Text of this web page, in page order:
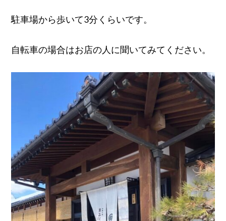
駐車場から歩いて3分くらいです。
自転車の場合はお店の人に聞いてみてください。